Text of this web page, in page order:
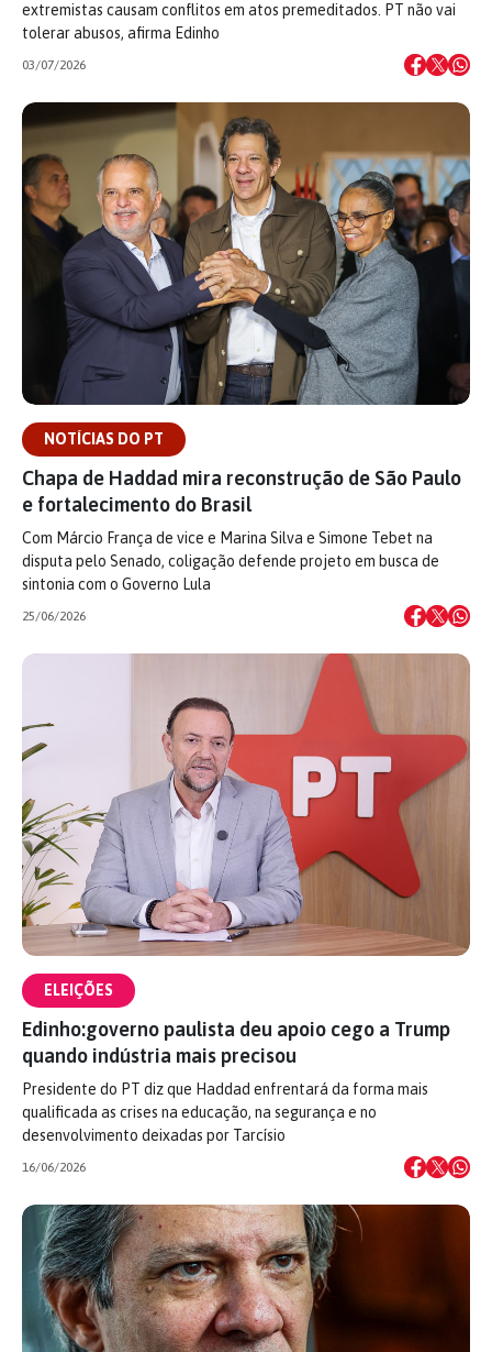
extremistas causam conflitos em atos premeditados. PT não vai
tolerar abusos, afirma Edinho
03/07/2026
NOTÍCIAS DO PT
Chapa de Haddad mira reconstrução de São Paulo
e fortalecimento do Brasil
Com Márcio França de vice e Marina Silva e Simone Tebet na
disputa pelo Senado, coligação defende projeto em busca de
sintonia com o Governo Lula
25/06/2026
ELEIÇÕES
Edinho:governo paulista deu apoio cego a Trump
quando indústria mais precisou
Presidente do PT diz que Haddad enfrentará da forma mais
qualificada as crises na educação, na segurança e no
desenvolvimento deixadas por Tarcísio
16/06/2026